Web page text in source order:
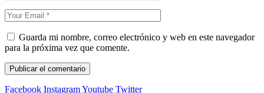
Guarda mi nombre, correo electrónico y web en este navegador
para la próxima vez que comente.
Facebook InstagramYoutube Twitter